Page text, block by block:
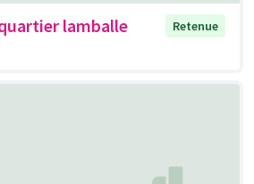
lamballe
Retenue